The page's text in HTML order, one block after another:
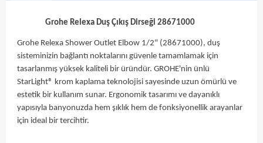
Grohe Relexa Duş Çıkış Dirseği 28671000
Grohe Relexa Shower Outlet Elbow 1/2" (28671000), duş
sisteminizin bağlantı noktalarını güvenle tamamlamak için
tasarlanmış yüksek kaliteli bir üründür. GROHE'nin ünlü
StarLight® krom kaplama teknolojisi sayesinde uzun ömürlü ve
estetik bir kullanım sunar. Ergonomik tasarımı ve dayanıklı
yapısıyla banyonuzda hem şıklık hem de fonksiyonellik arayanlar
için ideal bir tercihtir.